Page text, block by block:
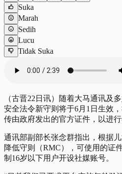
Suka
Marah
Sedih
Lucu
Tidak Suka
（古晋22日讯）随着大马通讯及
安全法令新守则将于6月1日生效
传由政府发出的官方证件，以进行
通讯部副部长张念群指出，根据
降低守则（RMC），可使用的证
制16岁以下用户开设社媒账号。